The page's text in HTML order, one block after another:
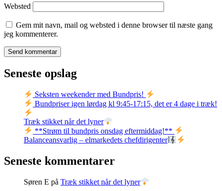
Websted
Gem mit navn, mail og websted i denne browser til næste gang
jeg kommenterer.
Seneste opslag
Seksten weekender med Bundpris!
Bundpriser igen lørdag kl 9:45-17:15, det er 4 dage i træk!
Træk stikket når det lyner
**Strøm til bundpris onsdag eftermiddag!**
Balanceansvarlig – elmarkedets chefdirigenter
Seneste kommentarer
Søren E på Træk stikket når det lyner